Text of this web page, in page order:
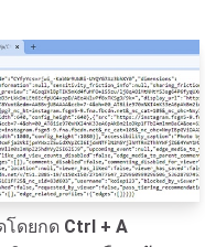
โดยกด Ctrl + A